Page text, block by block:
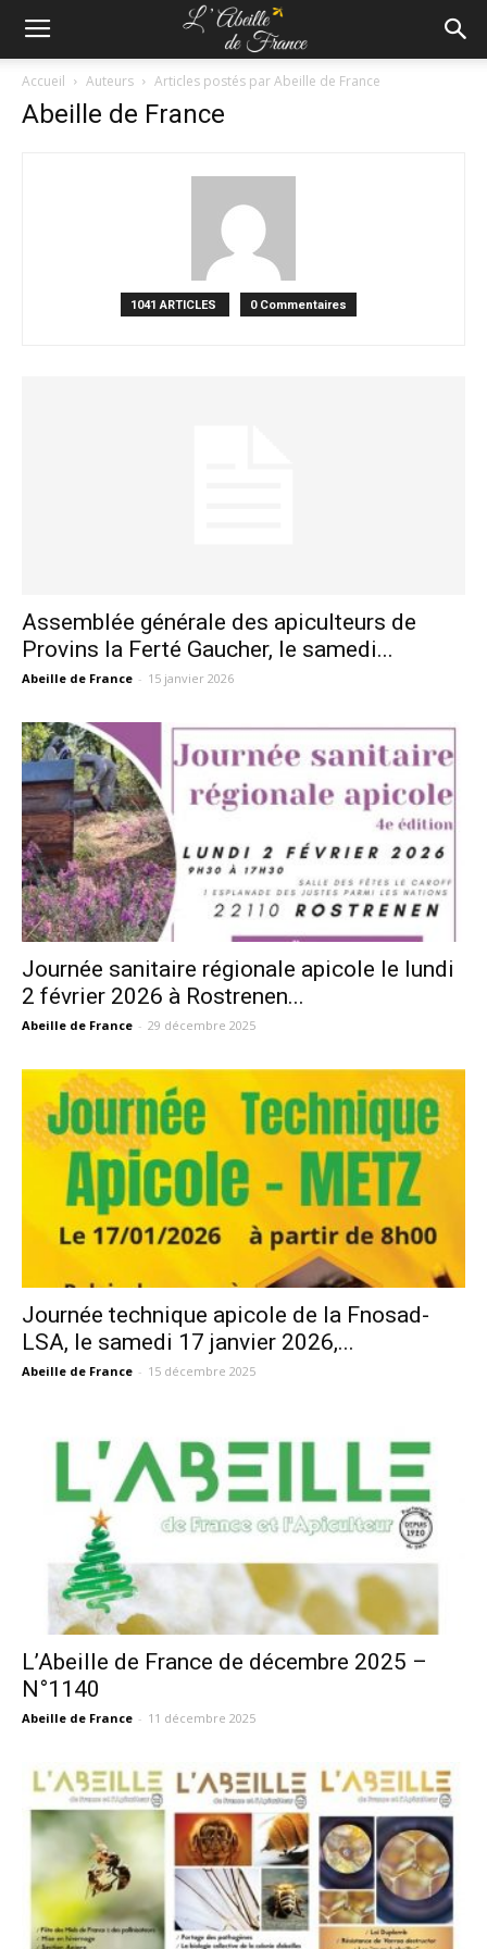
Accueil Auteurs Articles postés par Abeille de France
Abeille de France
1041 ARTICLES 0 Commentaires
Assemblée générale des apiculteurs de
Provins la Ferté Gaucher, le samedi...
Abeille de France - 15 janvier 2026
Journée sanitaire régionale apicole le lundi
2 février 2026 à Rostrenen...
Abeille de France - 29 décembre 2025
Journée technique apicole de la Fnosad-
LSA, le samedi 17 janvier 2026,...
Abeille de France - 15 décembre 2025
L’Abeille de France de décembre 2025 –
N°1140
Abeille de France - 11 décembre 2025